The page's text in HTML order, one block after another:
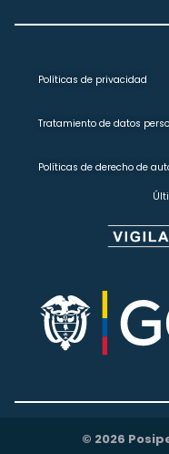
Políticas de privacidad
Tratamiento de datos
Políticas de derecho de
© 2026